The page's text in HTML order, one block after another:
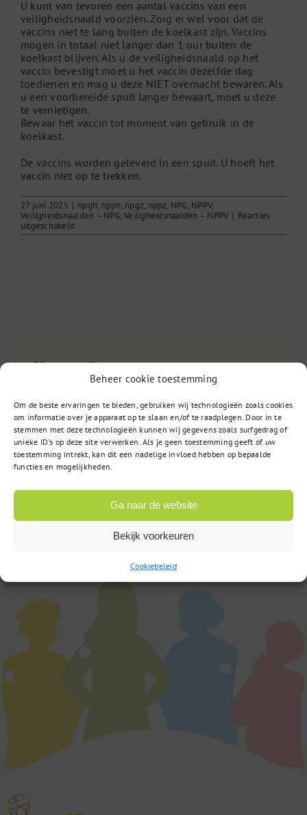
Beheer cookie toestemming
Om de beste ervaringen te bieden, gebruiken wij technologieën zoals cookies
om informatie over je apparaat op te slaan en/of te raadplegen. Door in te
stemmen met deze technologieën kunnen wij gegevens zoals surfgedrag of
unieke ID's op deze site verwerken. Als je geen toestemming geeft of uw
toestemming intrekt, kan dit een nadelige invloed hebben op bepaalde
functies en mogelijkheden.
Ga naar de website
Bekijk voorkeuren
Cookiebeleid
U kunt van tevoren een aantal vaccins van een
veiligheidsnaald voorzien. Zorg er wel voor dat de
vaccins niet te lang buiten de koelkast zijn. Vaccins
mogen in totaal niet langer dan 1 uur buiten de
koelkast blijven. Als u de veiligheidsnaald op het
vaccin bevestigt moet u het vaccin dezelfde dag
toedienen en mag u deze NIET overnacht bewaren. Als
u een voorbereide spuit langer bewaart, moet u deze
te vernietigen.
Bewaar het vaccin tot moment van gebruik in de
koelkast.
De vaccins worden geleverd in een spuit. U hoeft het
vaccin niet op te trekken.
27 juni 2025 | npgh, npph, npgz, nppz, NPG, NPPV,
Veiligheidsnaalden – NPG,Veiligheidsnaalden – NPPV | Reacties
uitgeschakeld
Wat
Vragen?
085 – 02 98 705
Op werkdagen bereikbaar
van 9:00u tot 17:00u